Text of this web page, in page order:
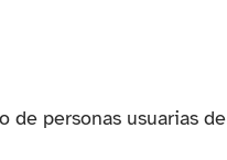
de personas usuarias